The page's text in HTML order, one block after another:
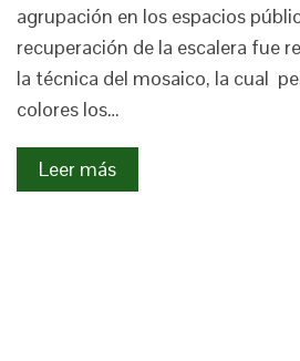
agrupación en los espacios
recuperación de la escalera fue
la técnica del mosaico, la cual
colores los…
Leer más